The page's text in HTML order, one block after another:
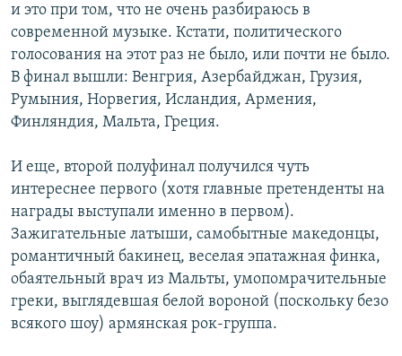
и это при том, что не очень разбираюсь в
современной музыке. Кстати, политического
голосования на этот раз не было, или почти не было.
В финал вышли: Венгрия, Азербайджан, Грузия,
Румыния, Норвегия, Исландия, Армения,
Финляндия, Мальта, Греция.
И еще, второй полуфинал получился чуть
интереснее первого (хотя главные претенденты на
награды выступали именно в первом).
Зажигательные латыши, самобытные македонцы,
романтичный бакинец, веселая эпатажная финка,
обаятельный врач из Мальты, умопомрачительные
греки, выглядевшая белой вороной (поскольку безо
всякого шоу) армянская рок-группа.